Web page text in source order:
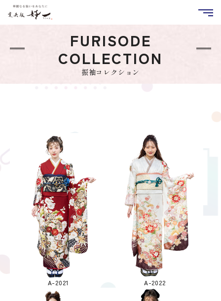
FURISODE
COLLECTION
振袖コレクション
A-2021 A-2022